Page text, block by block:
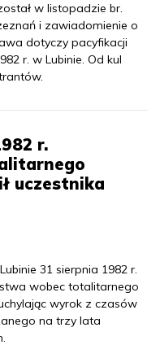
w listopadzie br.
i zawiadomienie o
dotyczy pacyfikacji
r. w Lubinie. Od kul
r.
uczestnika
31 sierpnia 1982 r.
wobec totalitarnego
wyrok z czasów
na trzy lata